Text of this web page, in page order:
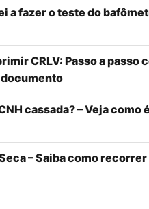
a fazer o teste do
CRLV: Passo a passo
cassada? – Veja como
– Saiba como recorrer